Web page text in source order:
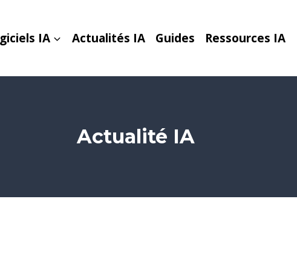
IA Actualités IA Guides Ressources IA
Actualité IA